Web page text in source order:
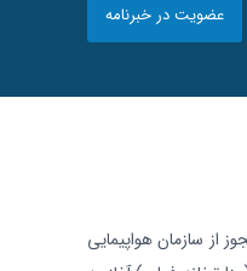
عضویت در خبرنامه
از سال 1387 با اخذ مجوز از سازمان هواپیمایی